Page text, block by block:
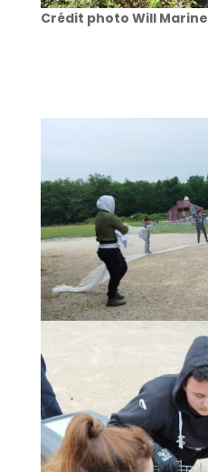
Crédit photo Will Marine